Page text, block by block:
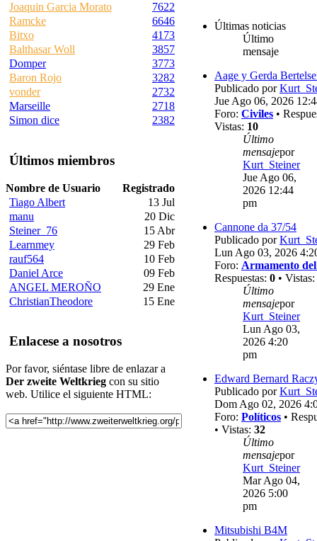
Joaquin Garcia Morato
7622
Ramcke
6646
Bitxo
4173
Balthasar Woll
3857
Domper
3773
Baron Rojo
3282
vonder
2732
Marseille
2718
Simon dice
2382
Últimos miembros
Nombre de Usuario
Registrado
Tiago Albert
13 Jul
manu
20 Dic
Steiner_76
15 Abr
Learnmey
29 Feb
rauf564
10 Feb
Daniel Arce
09 Feb
ANGEL MEROÑO
29 Ene
ChristianTheodore
15 Ene
Enlacese a nosotros
Por favor, siéntase libre de enlazar a
Der zweite Weltkrieg con su sitio
web. Utilice el siguiente HTML:
Últimas noticias
Último
mensaje
Aage y Gerda
Publicado por
Jue Ago 06, 2026
Foro: Civiles •
Vistas: 10
Último
mensajepor
Kurt_Steiner
Jue Ago 06,
2026 12:44
pm
Cannone da 37/54
Publicado por
Lun Ago 03, 2026
Foro: Armamento
Respuestas: 0 • Vistas:
Último
mensajepor
Kurt_Steiner
Lun Ago 03,
2026 4:20
pm
Edward Bernard
Publicado por
Dom Ago 02, 2026
Foro: Políticos •
• Vistas: 32
Último
mensajepor
Kurt_Steiner
Mar Ago 04,
2026 5:00
pm
Mitsubishi B4M